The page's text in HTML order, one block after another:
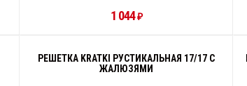
1 044₽
РЕШЕТКА KRATKI РУСТИКАЛЬНАЯ 17/17 С
ЖАЛЮЗЯМИ